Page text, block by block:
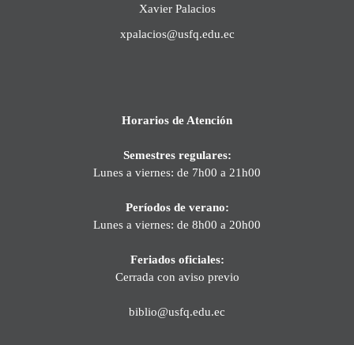
Xavier Palacios
xpalacios@usfq.edu.ec
Horarios de Atención
Semestres regulares:
Lunes a viernes: de 7h00 a 21h00
Períodos de verano:
Lunes a viernes: de 8h00 a 20h00
Feriados oficiales:
Cerrada con aviso previo
biblio@usfq.edu.ec